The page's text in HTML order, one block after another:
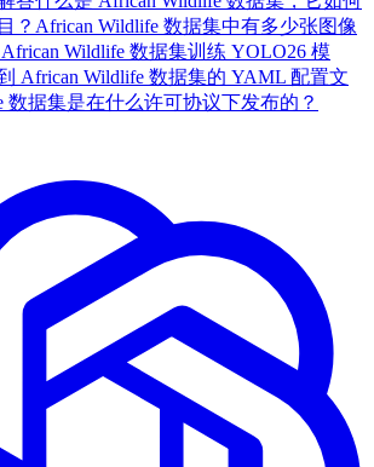
？ African Wildlife 数据集中有多少张图像
Wildlife 数据集训练 YOLO26 模
African Wildlife 数据集的 YAML 配置文
数据集是在什么许可协议下发布的？